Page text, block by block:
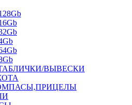
ВЫВЕСКИ